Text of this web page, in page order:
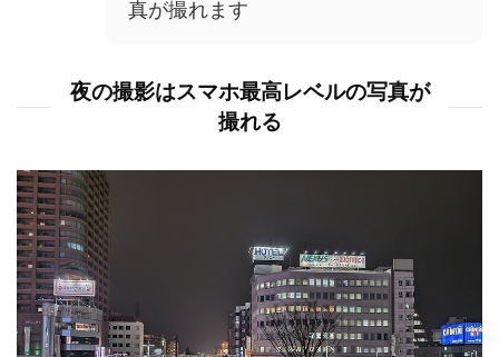
真が撮れます
夜の撮影はスマホ最高レベルの写真が
撮れる